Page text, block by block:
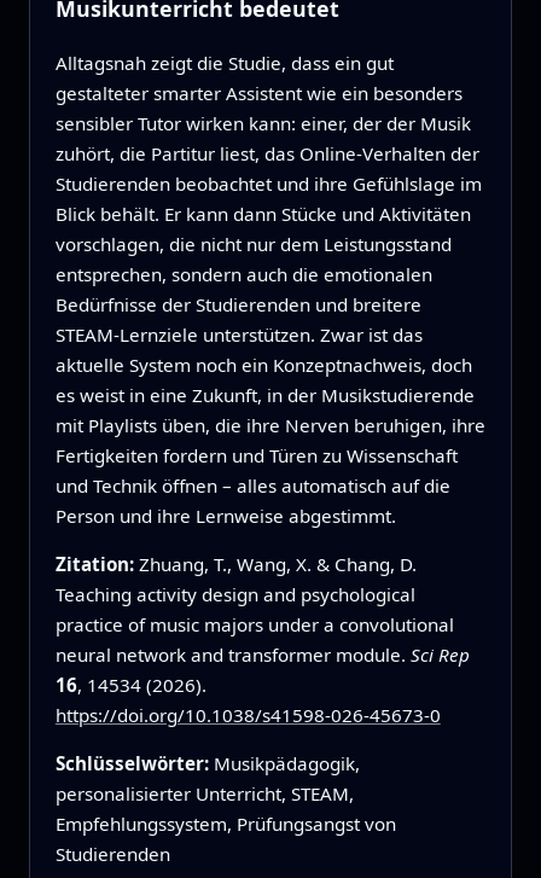
Musikunterricht bedeutet
Alltagsnah zeigt die Studie, dass ein gut
gestalteter smarter Assistent wie ein besonders
sensibler Tutor wirken kann: einer, der der Musik
zuhört, die Partitur liest, das Online-Verhalten der
Studierenden beobachtet und ihre Gefühlslage im
Blick behält. Er kann dann Stücke und Aktivitäten
vorschlagen, die nicht nur dem Leistungsstand
entsprechen, sondern auch die emotionalen
Bedürfnisse der Studierenden und breitere
STEAM-Lernziele unterstützen. Zwar ist das
aktuelle System noch ein Konzeptnachweis, doch
es weist in eine Zukunft, in der Musikstudierende
mit Playlists üben, die ihre Nerven beruhigen, ihre
Fertigkeiten fordern und Türen zu Wissenschaft
und Technik öffnen – alles automatisch auf die
Person und ihre Lernweise abgestimmt.
Zitation: Zhuang, T., Wang, X. & Chang, D.
Teaching activity design and psychological
practice of music majors under a convolutional
neural network and transformer module. Sci Rep
16, 14534 (2026).
https://doi.org/10.1038/s41598-026-45673-0
Schlüsselwörter: Musikpädagogik,
personalisierter Unterricht, STEAM,
Empfehlungssystem, Prüfungsangst von
Studierenden